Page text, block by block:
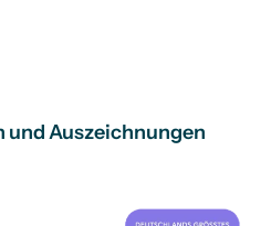
Auszeichnungen